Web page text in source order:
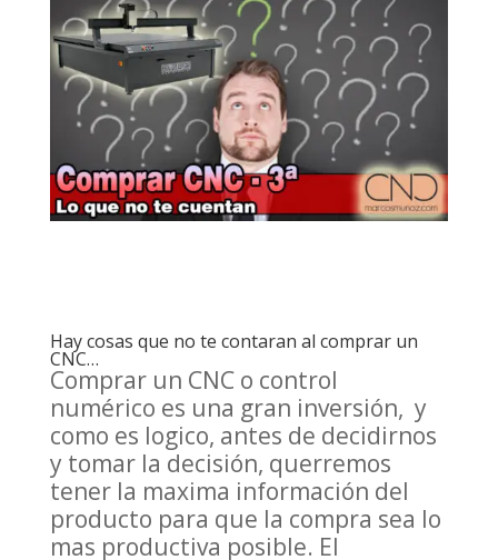
Hay cosas que no te contaran al comprar un
CNC…
Comprar un CNC o control
numérico es una gran inversión, y
como es logico, antes de decidirnos
y tomar la decisión, querremos
tener la maxima información del
producto para que la compra sea lo
mas productiva posible. El